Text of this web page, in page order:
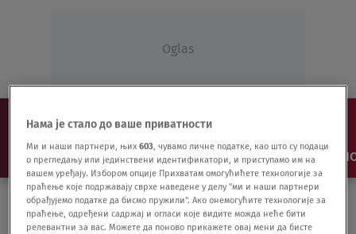
Oglas
NAJNOVIJE VESTI SHOW SPORT VIDEO
Нама је стало до ваше приватности
Ми и наши партнери, њих603, чувамо личне податке, као што су подаци
о прегледању или јединствени идентификатори, и приступамо им на
вашем уређају. Избором опције Прихватам омогућићете технологије за
праћење које подржавају сврхе наведене у делу "ми и наши партнери
обрађујемо податке да бисмо пружили". Ако онемогућите технологије за
праћење, одређени садржај и огласи које видите можда неће бити
релевантни за вас. Можете да поново прикажете овај мени да бисте